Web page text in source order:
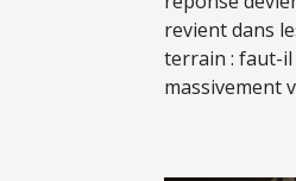
revient dans
terrain : faut-il
massivement